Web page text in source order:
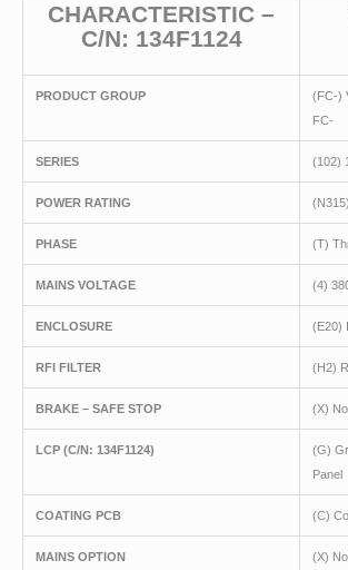
CHARACTERISTIC –
C/N: 134F1124
PRODUCT GROUP
(FC-)
FC-
SERIES (102)
POWER RATING
PHASE (T)
MAINS VOLTAGE (4)
ENCLOSURE (E20)
RFI FILTER (H2)
BRAKE – SAFE STOP (X)
LCP (C/N : 134F1124)
(G)
Panel
COATING PCB (C)
MAINS OPTION (X)